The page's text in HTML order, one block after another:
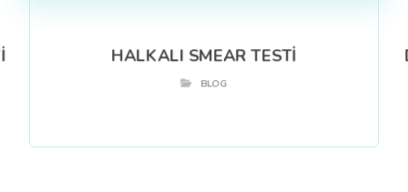
HALKALI SMEAR TESTİ
BLOG